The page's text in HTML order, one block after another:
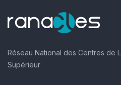
Réseau National des Centres de
Supérieur